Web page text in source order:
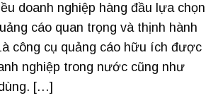
doanh nghiệp hàng đầu lựa chọn
cáo quan trọng và thịnh hành
công cụ quảng cáo hữu ích được
nghiệp trong nước cũng như
[…]